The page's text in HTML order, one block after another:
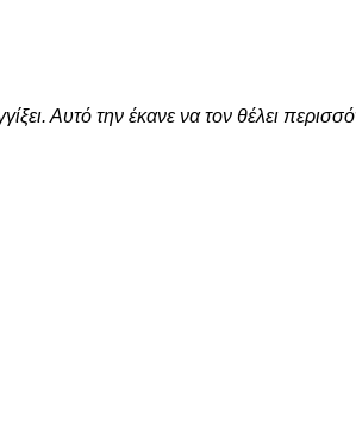
Αυτό την έκανε να τον θέλει